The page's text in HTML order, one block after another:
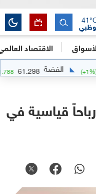
الاقتصاد
41
61.298
+ 1.788
(+ 3%)
قياسية في